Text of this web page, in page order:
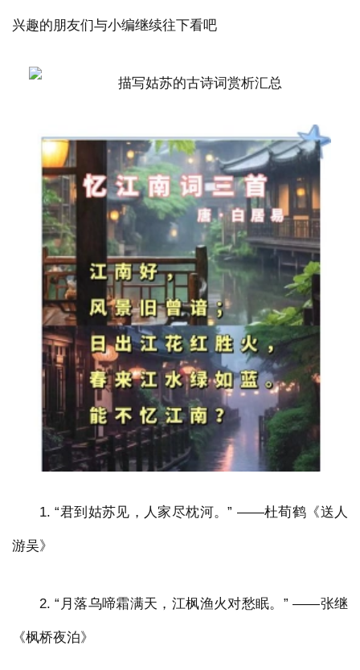
兴趣的朋友们与小编继续往下看吧
1. “君到姑苏见，人家尽枕河。” ——杜荀鹤《送人
游吴》
2. “月落乌啼霜满天，江枫渔火对愁眠。” ——张继
《枫桥夜泊》